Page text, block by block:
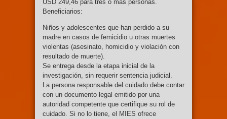
USD 249,46 para tres o más personas.
Beneficiarios:
Niños y adolescentes que han perdido a su
madre en casos de femicidio u otras muertes
violentas (asesinato, homicidio y violación con
resultado de muerte).
Se entrega desde la etapa inicial de la
investigación, sin requerir sentencia judicial.
La persona responsable del cuidado debe contar
con un documento legal emitido por una
autoridad competente que certifique su rol de
cuidado. Si no lo tiene, el MIES ofrece